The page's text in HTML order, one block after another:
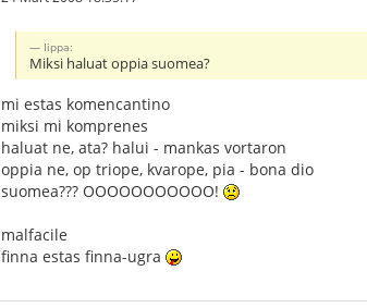
Iippa:
Miksi haluat oppia suomea?
mi estas komencantino
miksi mi komprenes
haluat ne, ata? halui - mankas vortaron
oppia ne, op triope, kvarope, pia - bona dio
suomea??? OOOOOOOOOOO!
malfacile
finna estas finna-ugra